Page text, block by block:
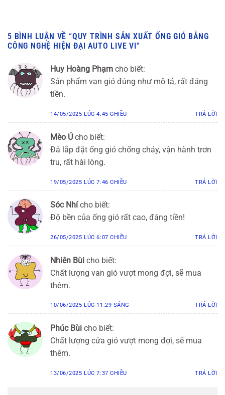
5 BÌNH LUẬN VỀ “QUY TRÌNH SẢN XUẤT ỐNG GIÓ BẰNG
CÔNG NGHỆ HIỆN ĐẠI AUTO LIVE VI ”
Huy Hoàng Phạm cho biết:
Sản phẩm van gió đúng như mô tả, rất đáng
tiền.
14/05/2025 LÚC 4:45 CHIỀU TRẢ LỜI
Mèo Ú cho biết:
Đã lắp đặt ống gió chống cháy, vận hành trơn
tru, rất hài lòng.
19/05/2025 LÚC 7:46 CHIỀU TRẢ LỜI
Sóc Nhí cho biết:
Độ bền của ống gió rất cao, đáng tiền!
26/05/2025 LÚC 6:07 CHIỀU TRẢ LỜI
Nhiên Bùi cho biết:
Chất lượng van gió vượt mong đợi, sẽ mua
thêm.
10/06/2025 LÚC 11:29 SÁNG TRẢ LỜI
Phúc Bùi cho biết:
Chất lượng cửa gió vượt mong đợi, sẽ mua
thêm.
13/06/2025 LÚC 7:37 CHIỀU TRẢ LỜI